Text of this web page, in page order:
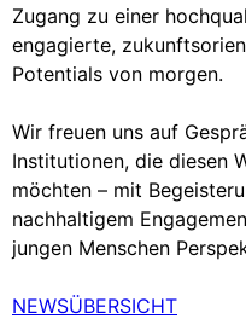
Zugang zu einer
engagierte,
Potentials von morgen.
Wir freuen uns auf
Institutionen, die diesen
möchten – mit
nachhaltigem
jungen Menschen
NEWSÜBERSICHT